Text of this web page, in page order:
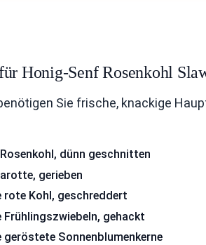
Honig-Senf Rosenkohl
Sie frische, knackige
dünn geschnitten
gerieben
rote Kohl, geschreddert
Frühlingszwiebeln, gehackt
geröstete Sonnenblumenkerne